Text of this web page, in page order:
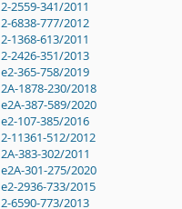
2-2559-341/2011
2-6838-777/2012
2-1368-613/2011
2-2426-351/2013
e2-365-758/2019
2A-1878-230/2018
e2A-387-589/2020
e2-107-385/2016
2-11361-512/2012
2A-383-302/2011
e2A-301-275/2020
e2-2936-733/2015
2-6590-773/2013